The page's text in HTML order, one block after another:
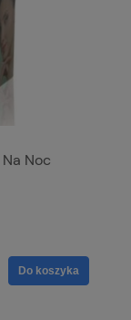
Noc
Do koszyka